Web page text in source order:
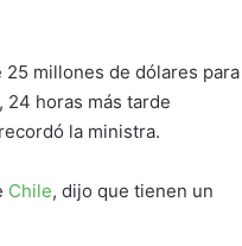
millones de dólares para
24 horas más tarde
la ministra.
Chile, dijo que tienen un